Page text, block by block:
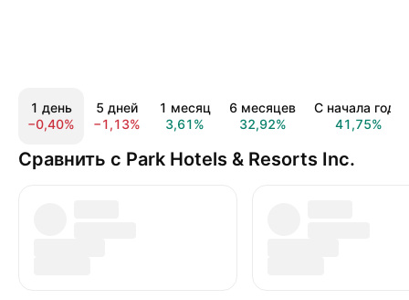
1 день
−0,40%
5 дней
−1,13%
1 месяц
3,61%
6 месяцев
32,92%
С начала года
41,75%
Сравнить с Park Hotels & Resorts Inc.